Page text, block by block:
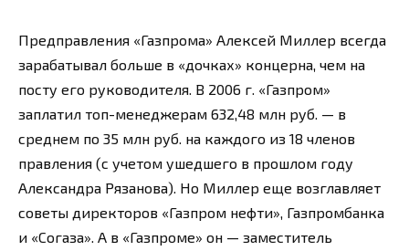
Предправления «Газпрома» Алексей Миллер всегда
зарабатывал больше в «дочках» концерна, чем на
посту его руководителя. В 2006 г. «Газпром»
заплатил топ-менеджерам 632,48 млн руб. — в
среднем по 35 млн руб. на каждого из 18 членов
правления (с учетом ушедшего в прошлом году
Александра Рязанова). Но Миллер еще возглавляет
советы директоров «Газпром нефти», Газпромбанка
и «Согаза». А в «Газпроме» он — заместитель